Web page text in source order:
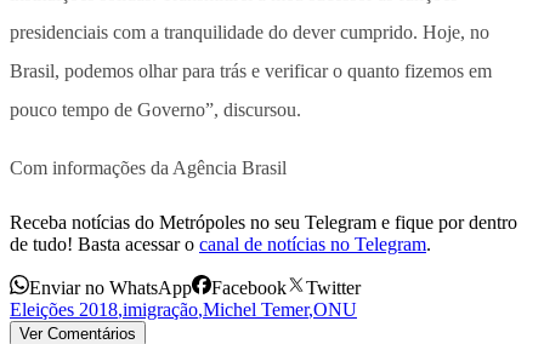
presidenciais com a tranquilidade do dever cumprido. Hoje, no
Brasil, podemos olhar para trás e verificar o quanto fizemos em
pouco tempo de Governo”, discursou.
Com informações da Agência Brasil
Receba notícias do Metrópoles no seu Telegram e fique por dentro
de tudo! Basta acessar o canal de notícias no Telegram.
Enviar no WhatsApp Facebook
Twitter
Eleições 2018,imigração,Michel Temer,ONU
Ver Comentários